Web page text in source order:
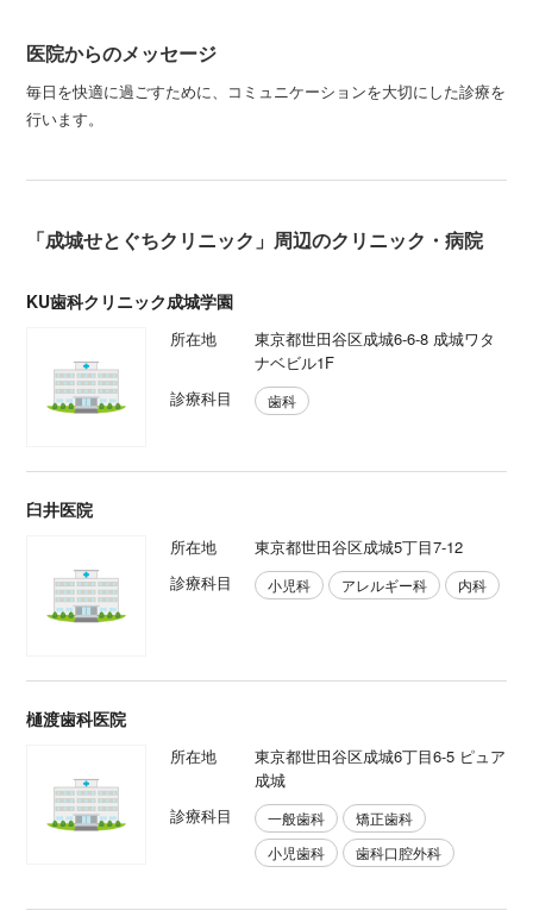
医院からのメッセージ
毎日を快適に過ごすために、コミュニケーションを大切にした診療を
行います。
「成城せとぐちクリニック」周辺のクリニック・病院
KU歯科クリニック成城学園
所在地
東京都世田谷区成城6-6-8 成城ワタ
ナベビル1F
診療科目
歯科
臼井医院
所在地
東京都世田谷区成城5丁目7-12
診療科目
小児科 アレルギー科 内科
樋渡歯科医院
所在地
東京都世田谷区成城6丁目6-5 ピュア
成城
診療科目
一般歯科
矯正歯科
小児歯科
歯科口腔外科